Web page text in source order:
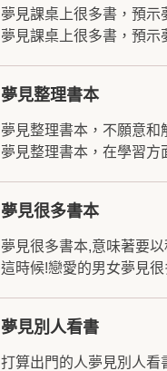
夢見課桌上很多書，預
夢見課桌上很多書，預示
夢見整理書本
夢見整理書本，不願意
夢見整理書本，在學習方
夢見很多書本
夢見很多書本,意味著要
這時候!戀愛的男女夢見
夢見別人看書
打算出門的人夢見別人看